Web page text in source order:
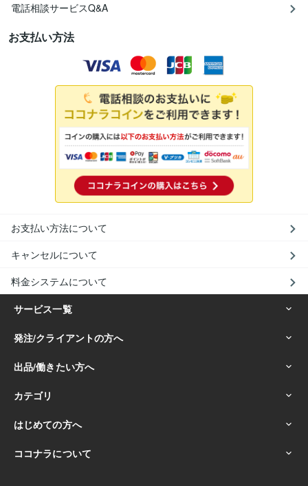
電話相談サービスQ&A
お支払い方法
お支払い方法について
キャンセルについて
料金システムについて